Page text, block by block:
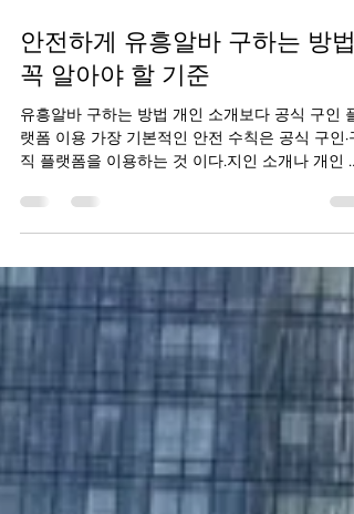
1월 10일 1분 분량
안전하게 유흥알바 구하는 방법,
꼭 알아야 할 기준
유흥알바 구하는 방법 개인 소개보다 공식 구인 플
랫폼 이용 가장 기본적인 안전 수칙은 공식 구인·구
모호한 경우가 많다. 반면 플랫폼을 통한 구인은 업
종, 지역, 근무 조건이 공개되어 있고 기록이 남아
제가 생겼을 때 대응이 수월하다. 유흥알바 구하는
방법 업종과 업무 구분을 정확히 이해하기 유흥알
는 업종에 따라 업무 범위가 다르다. 가라오케, 룸,
바, 마사지 등 각 업종의 특성을 명확히 설명해 주
곳이 안전하다. 본인이 생각한 업무와 실제 내용이
요하다. 유흥알바 구하는 방법 유흥알바 구하는 방
법 과도한 고수익 강조는 경계하기 짧은 시간에 비
정상적으로 높은 수입을 강조하는 구인은 주의가